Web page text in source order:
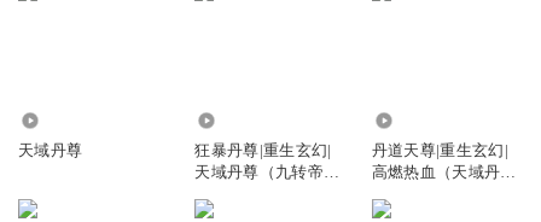
天域丹尊
狂暴丹尊|重生玄幻|
天域丹尊（九转帝尊
丹道天尊|重生玄幻|
高燃热血（天域丹